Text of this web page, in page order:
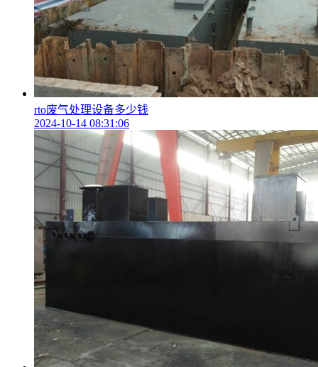
rto废气处理设备多少钱
2024-10-14 08:31:06